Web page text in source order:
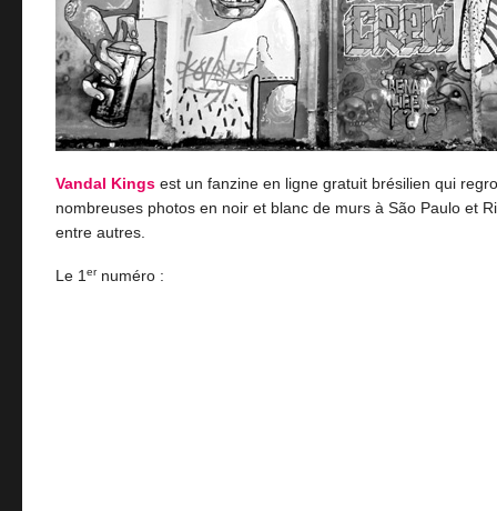
Vandal Kings est un fanzine en ligne gratuit brésilien qui
nombreuses photos en noir et blanc de murs à São Paulo et
entre autres.
Le 1ernuméro :